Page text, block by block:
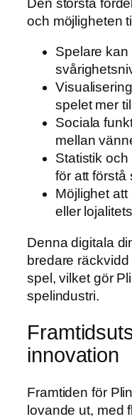
Den största
och möjligheten
Spelare
spelet mer
Sociala
mellan
Statistik
för att förstå
Möjlighet
eller
Denna digitala
bredare
spel, vilket gör
spelindustri.
innovation
Framtiden för
lovande ut, med